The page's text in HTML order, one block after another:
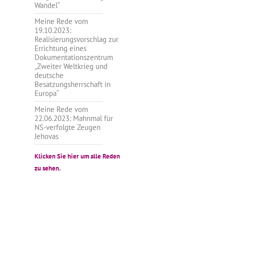
Wandel“
Meine Rede vom
19.10.2023:
Realisierungsvorschlag zur
Errichtung eines
Dokumentationszentrum
„Zweiter Weltkrieg und
deutsche
Besatzungsherrschaft in
Europa“
Meine Rede vom
22.06.2023: Mahnmal für
NS-verfolgte Zeugen
Jehovas
Klicken Sie hier um alle Reden
zu sehen.